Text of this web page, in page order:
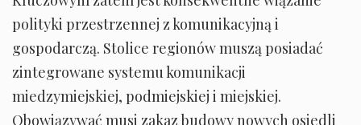
polityki przestrzennej z komunikacyjną i
gospodarczą. Stolice regionów muszą posiadać
zintegrowane systemu komunikacji
miedzymiejskiej, podmiejskiej i miejskiej.
Obowiązywać musi zakaz budowy nowych osiedli